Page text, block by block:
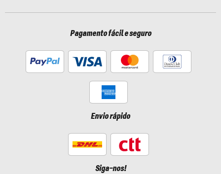
Pagamento fácil e seguro
Envio rápido
Siga-nos!